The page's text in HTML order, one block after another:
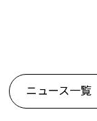
ニュース一覧